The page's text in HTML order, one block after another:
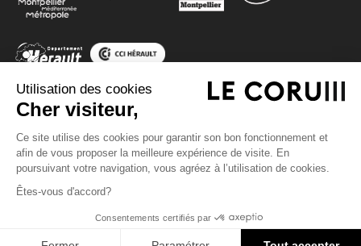
Haut de page
© 2020 Montpellier events, tous droits réservés
Mentions légales
Données personnelles et cookies
accessibility
Augmenter la taille de
Nuances de gris
Souligner les liens
Utilisation des cookies
Cher visiteur,
Ce site utilise des cookies pour garantir son bon fonctionnement et
afin de vous proposer la meilleure expérience de visite. En
poursuivant votre navigation, vous agréez à l’utilisation de cookies.
Êtes-vous d'accord?
Consentements certifiés par